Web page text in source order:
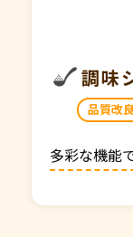
調味
品質改
多彩な機能